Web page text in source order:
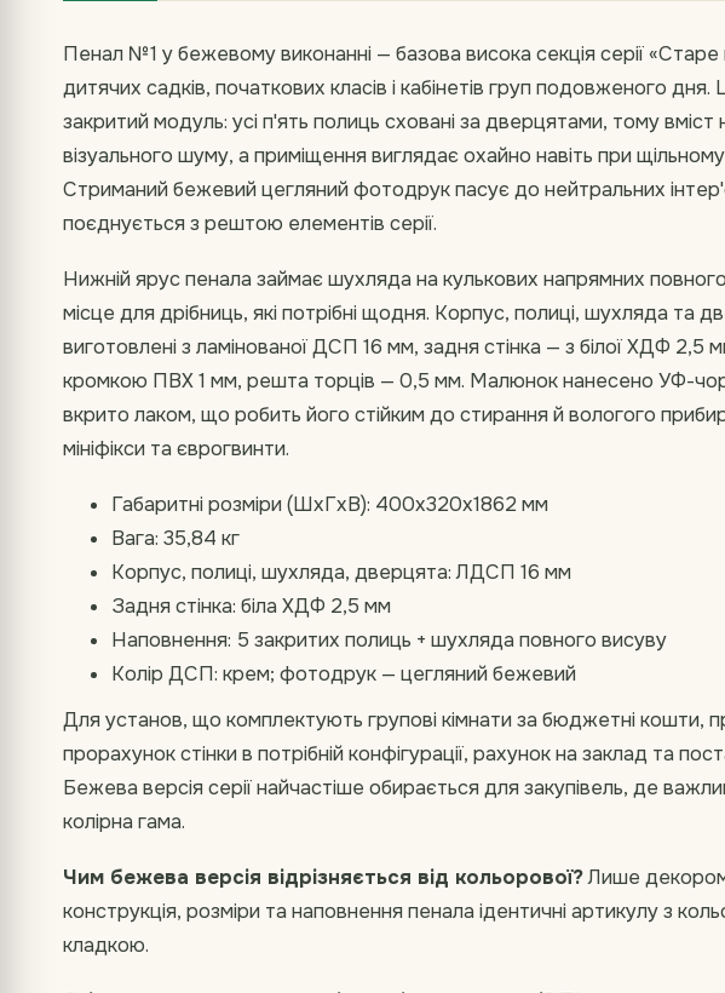
Пенал №1 у бежевому виконанні — базова висока секція серії «Старе
дитячих садків, початкових класів і кабінетів груп подовженого дня.
закритий модуль: усі п'ять полиць сховані за дверцятами, тому
візуального шуму, а приміщення виглядає охайно навіть при
Стриманий бежевий цегляний фотодрук пасує до нейтральних
поєднується з рештою елементів серії.
Нижній ярус пенала займає шухляда на кулькових напрямних
місце для дрібниць, які потрібні щодня. Корпус, полиці, шухляда та
виготовлені з ламінованої ДСП 16 мм, задня стінка — з білої ХДФ 2,5
кромкою ПВХ 1 мм, решта торців — 0,5 мм. Малюнок нанесено УФ-
вкрито лаком, що робить його стійким до стирання й вологого
мініфікси та єврогвинти.
Габаритні розміри (ШхГхВ): 400х320х1862 мм
Вага: 35,84 кг
Корпус, полиці, шухляда, дверцята: ЛДСП 16 мм
Задня стінка: біла ХДФ 2,5 мм
Наповнення: 5 закритих полиць + шухляда повного висуву
Колір ДСП: крем; фотодрук — цегляний бежевий
Для установ, що комплектують групові кімнати за бюджетні кошти,
прорахунок стінки в потрібній конфігурації, рахунок на заклад та
Бежева версія серії найчастіше обирається для закупівель, де
колірна гама.
Чим бежева версія відрізняється від кольорової?Лише
конструкція, розміри та наповнення пенала ідентичні артикулу з
кладкою.